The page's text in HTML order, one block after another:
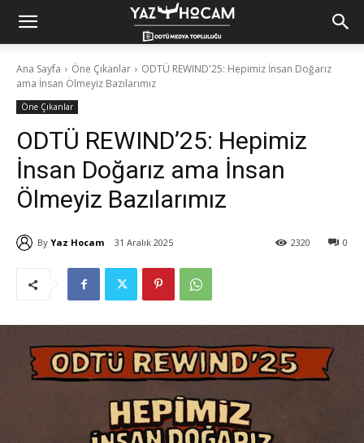
Yaz
Hocam!
Ana Sayfa Öne Çıkanlar
ODTÜ REWIND'25: Hepimiz İnsan Doğarız
ama İnsan Ölmeyiz Bazılarımız
Öne Çıkanlar
ODTÜ REWIND’25: Hepimiz
İnsan Doğarız ama İnsan
Ölmeyiz Bazılarımız
By Yaz Hocam 31 Aralık 2025 0
2320